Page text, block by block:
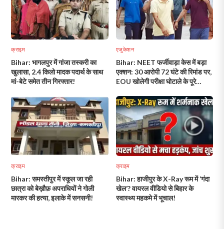
क्राइम
Bihar: भागलपुर में गांजा तस्करी का
खुलासा, 2.4 किलो मादक पदार्थ के साथ
मां-बेटे समेत तीन गिरफ्तार!
एजुकेशन
Bihar: NEET फर्जीवाड़ा केस में बड़ा
एक्शन: 30 आरोपी 72 घंटे की रिमांड पर,
EOU खोलेगी परीक्षा घोटाले के पूरे
क्राइम
Bihar: समस्तीपुर में स्कूल जा रही
छात्रा को बेख़ौफ़ अपराधियों ने गोली
मारकर की हत्या, इलाके में सनसनी!
क्राइम
Bihar: हाजीपुर के X-Ray रूम में ‘गंदा
खेल’? वायरल वीडियो से बिहार के
स्वास्थ्य महकमे में भूचाल!